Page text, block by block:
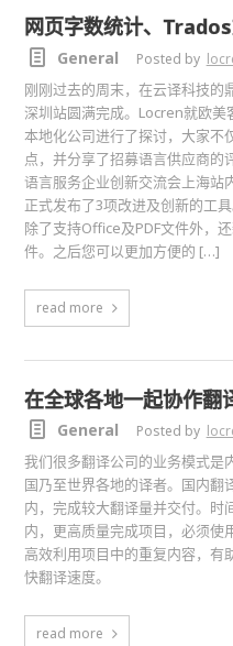
网页字数统计、
General Posted by
刚刚过去的周末，在云译科技的
深圳站圆满完成。Locren就欧
本地化公司进行了探讨，大家不
点，并分享了招募语言供应商的
语言服务企业创新交流会上海站
正式发布了3项改进及创新的工
除了支持Office及PDF文件外，
件。之后您可以更加方便的 […]
read more
在全球各地一起协作翻
General Posted by
我们很多翻译公司的业务模式是
国乃至世界各地的译者。国内翻
内，完成较大翻译量并交付。时
内，更高质量完成项目，必须使
高效利用项目中的重复内容，有
快翻译速度。
read more